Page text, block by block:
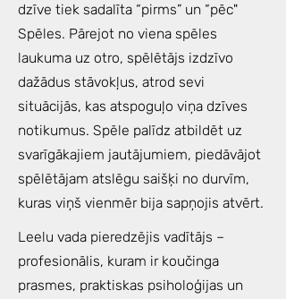
dzīve tiek sadalīta “pirms” un “pēc"
Spēles. Pārejot no viena spēles
laukuma uz otro, spēlētājs izdzīvo
dažādus stāvokļus, atrod sevi
situācijās, kas atspoguļo viņa dzīves
notikumus. Spēle palīdz atbildēt uz
svarīgākajiem jautājumiem, piedāvājot
spēlētājam atslēgu saišķi no durvīm,
kuras viņš vienmēr bija sapņojis atvērt.
Leelu vada pieredzējis vadītājs –
profesionālis, kuram ir koučinga
prasmes, praktiskas psiholoģijas un